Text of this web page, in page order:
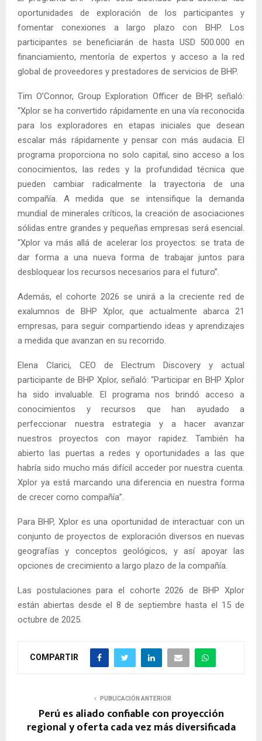
oportunidades de exploración de los participantes y
fomentar conexiones a largo plazo con BHP. Los
participantes se beneficiarán de hasta USD 500.000 en
financiamiento, mentoría de expertos y acceso a la red
global de proveedores y prestadores de servicios de BHP.
Tim O’Connor, Group Exploration Officer de BHP, señaló:
“Xplor se ha convertido rápidamente en una vía reconocida
para los exploradores en etapas iniciales que desean
escalar más rápidamente y pensar con más audacia. El
programa proporciona no solo capital, sino acceso a los
conocimientos, las redes y la profundidad técnica que
pueden cambiar radicalmente la trayectoria de una
compañía. A medida que se intensifique la demanda
mundial de minerales críticos, la creación de asociaciones
sólidas entre grandes y pequeñas empresas será esencial.
“Xplor va más allá de acelerar los proyectos: se trata de
dar forma a una nueva forma de trabajar juntos para
desbloquear los recursos necesarios para el futuro”.
Además, el cohorte 2026 se unirá a la creciente red de
exalumnos de BHP Xplor, que actualmente abarca 21
empresas, para seguir compartiendo ideas y aprendizajes
a medida que avanzan en su recorrido.
Elena Clarici, CEO de Electrum Discovery y actual
participante de BHP Xplor, señaló: “Participar en BHP Xplor
ha sido invaluable. El programa nos brindó acceso a
conocimientos y recursos que han ayudado a
perfeccionar nuestra estrategia y a hacer avanzar
nuestros proyectos con mayor rapidez. También ha
abierto las puertas a redes y oportunidades a las que
habría sido mucho más difícil acceder por nuestra cuenta.
Xplor ya está marcando una diferencia en nuestra forma
de crecer como compañía”.
Para BHP, Xplor es una oportunidad de interactuar con un
conjunto de proyectos de exploración diversos en nuevas
geografías y conceptos geológicos, y así apoyar las
opciones de crecimiento a largo plazo de la compañía.
Las postulaciones para el cohorte 2026 de BHP Xplor
están abiertas desde el 8 de septiembre hasta el 15 de
octubre de 2025.
COMPARTIR
PUBLICACIÓN ANTERIOR
Perú es aliado confiable con proyección
regional y oferta cada vez más diversificada